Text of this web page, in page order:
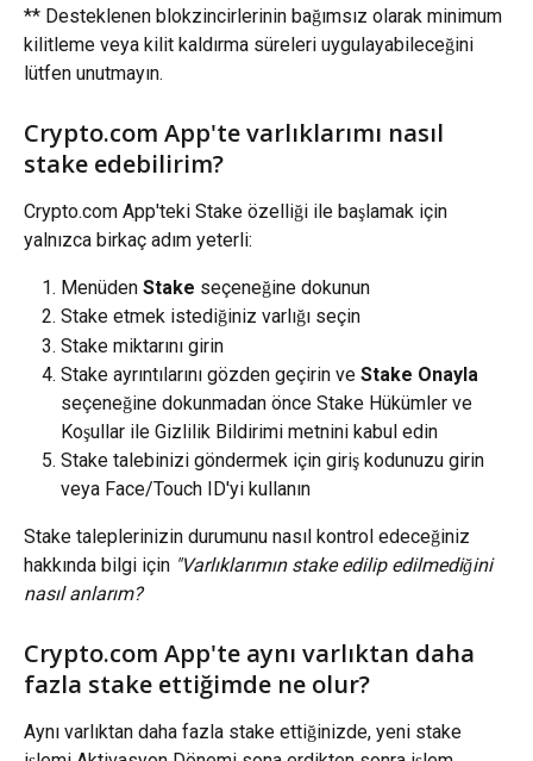
** Desteklenen blokzincirlerinin bağımsız olarak minimum
kilitleme veya kilit kaldırma süreleri uygulayabileceğini
lütfen unutmayın.
Crypto.com App'te varlıklarımı nasıl
stake edebilirim?
Crypto.com App'teki Stake özelliği ile başlamak için
yalnızca birkaç adım yeterli:
Menüden Stake seçeneğine dokunun
Stake etmek istediğiniz varlığı seçin
Stake miktarını girin
Stake ayrıntılarını gözden geçirin ve Stake Onayla
seçeneğine dokunmadan önce Stake Hükümler ve
Koşullar ile Gizlilik Bildirimi metnini kabul edin
Stake talebinizi göndermek için giriş kodunuzu girin
veya Face/Touch ID'yi kullanın
Stake taleplerinizin durumunu nasıl kontrol edeceğiniz
hakkında bilgi için "Varlıklarımın stake edilip edilmediğini
nasıl anlarım?
Crypto.com App'te aynı varlıktan daha
fazla stake ettiğimde ne olur?
Aynı varlıktan daha fazla stake ettiğinizde, yeni stake